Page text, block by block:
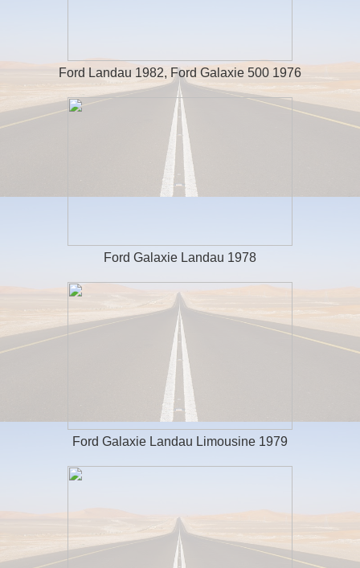
Ford Landau 1982, Ford Galaxie 500 1976
Ford Galaxie Landau 1978
Ford Galaxie Landau Limousine 1979